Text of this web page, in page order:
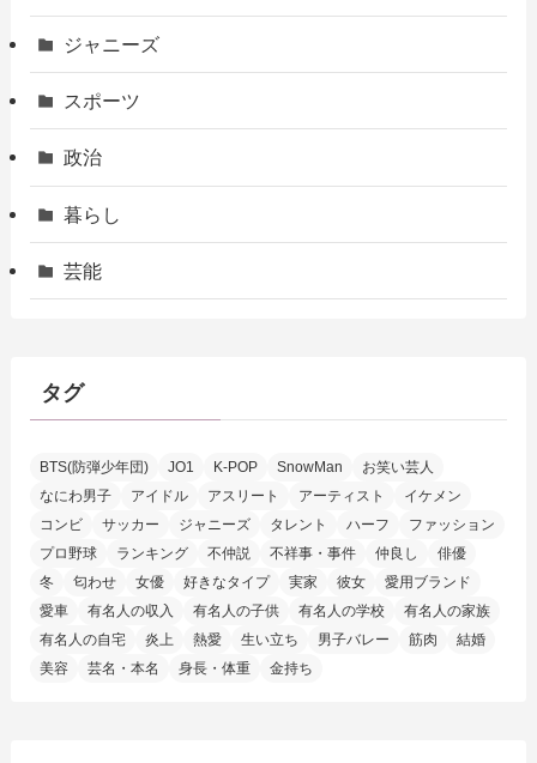
ジャニーズ
スポーツ
政治
暮らし
芸能
タグ
BTS(防弾少年団) JO1 K-POP SnowMan
お笑い芸人
なにわ男子
アイドル アスリート アーティスト
イケメン
コンビ
サッカー ジャニーズ タレント ハーフ
ファッション
プロ野球
ランキング 不仲説 不祥事・事件 仲良し
俳優
冬
匂わせ 女優 好きなタイプ 実家 彼女
愛用ブランド
愛車
有名人の収入 有名人の子供 有名人の学校
有名人の家族
有名人の自宅
炎上 熱愛 生い立ち 男子バレー 筋肉
結婚
美容
芸名・本名 身長・体重 金持ち